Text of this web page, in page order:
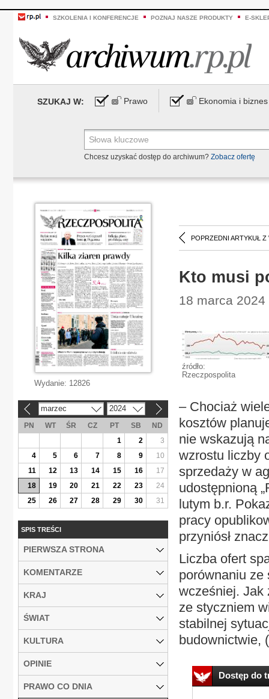
SZKOLENIA I KONFERENCJE POZNAJ NASZE PRODUKTY E-
SZUKAJ W: Prawo Ekonomia i biznes
Chcesz uzyskać dostęp do archiwum? Zobacz ofertę
POPRZEDNI ARTYKUŁ Z
Kto musi
18 marca 2024
źródło:
Rzeczpospolita
– Chociaż
kosztów
nie wskazują
wzrostu liczby
sprzedaży w
udostępnioną
lutym b.r.
pracy
przyniósł
Liczba ofert
porównaniu ze
wcześniej. Jak
ze styczniem
stabilnej
budownictwie,
Dostęp do
Wydanie: 12826
marzec 2024
PN WT ŚR CZ PT SB
ND
1
2
3
4
5 6 7 8 9
10
11
12 13 14 15 16
17
18
19 20 21 22 23
24
25
26 27 28 29 30 31
SPIS TREŚCI
PIERWSZA STRONA
KOMENTARZE
KRAJ
ŚWIAT
KULTURA
OPINIE
PRAWO CO DNIA